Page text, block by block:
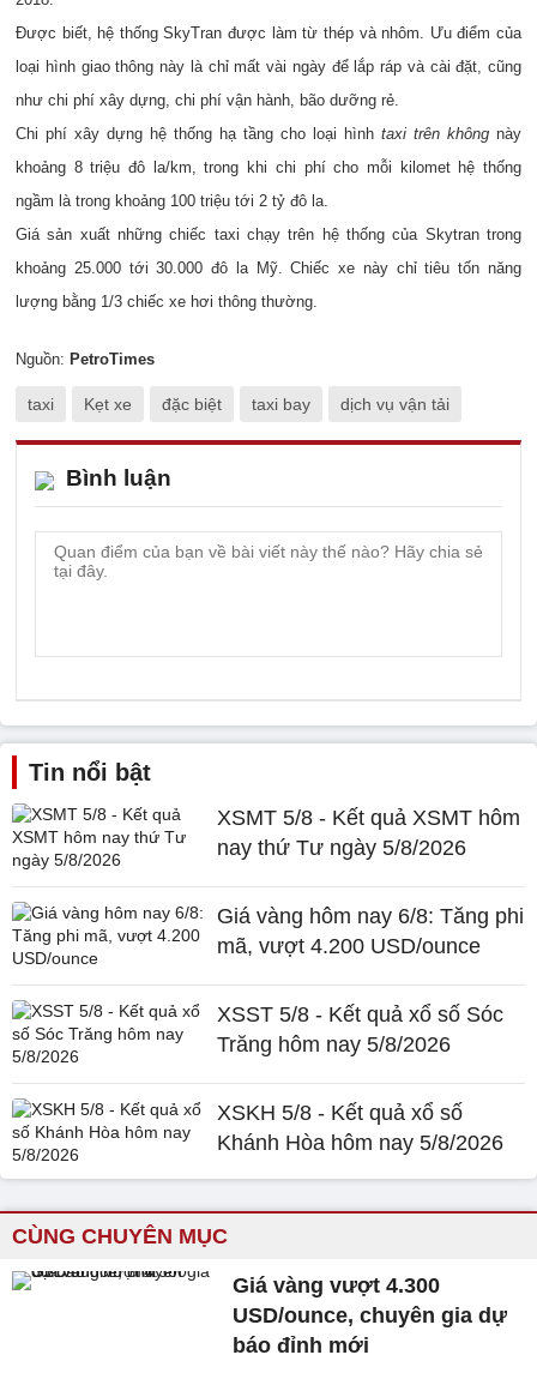
Được biết, hệ thống SkyTran được làm từ thép và nhôm. Ưu điểm của
loại hình giao thông này là chỉ mất vài ngày để lắp ráp và cài đặt, cũng
như chi phí xây dựng, chi phí vận hành, bão dưỡng rẻ.
Chi phí xây dựng hệ thống hạ tầng cho loại hình taxi trên không này
khoảng 8 triệu đô la/km, trong khi chi phí cho mỗi kilomet hệ thống
ngầm là trong khoảng 100 triệu tới 2 tỷ đô la.
Giá sản xuất những chiếc taxi chạy trên hệ thống của Skytran trong
khoảng 25.000 tới 30.000 đô la Mỹ. Chiếc xe này chỉ tiêu tốn năng
lượng bằng 1/3 chiếc xe hơi thông thường.
Nguồn: PetroTimes
taxi Kẹt xe đặc biệt taxi bay dịch vụ vận tải
Bình luận
Tin nổi bật
XSMT 5/8 - Kết quả XSMT hôm
nay thứ Tư ngày 5/8/2026
Giá vàng hôm nay 6/8: Tăng phi
mã, vượt 4.200 USD/ounce
XSST 5/8 - Kết quả xổ số Sóc
Trăng hôm nay 5/8/2026
XSKH 5/8 - Kết quả xổ số
Khánh Hòa hôm nay 5/8/2026
CÙNG CHUYÊN MỤC
Giá vàng vượt 4.300
USD/ounce, chuyên gia dự
báo đỉnh mới